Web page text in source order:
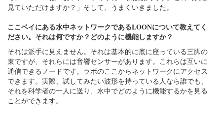
見ていただけますか？」そして、うまくいきました。
ここベイにある水中ネットワークであるLOONについて教えてく
ださい。それは何ですか？どのように機能しますか？
それは派手に見えません。それは基本的に底に座っている三脚の
束ですが、それらには音響センサーがあります。これらは互いに
通信できるノードです。ラボのここからネットワークにアクセス
できます。実際、試してみたい波形を持っている人なら誰でも、
それを科学者の一人に送り、水中でどのように機能するかを見る
ことができます。